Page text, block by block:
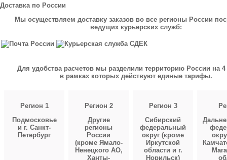
Доставка по России
Мы осуществляем доставку заказов во все регионы России
ведущих курьерских служб:
Для удобства расчетов мы разделили территорию России на 4
в рамках которых действуют единые тарифы.
Регион 1
Подмосковье
и г. Санкт-
Петербург
Регион 2
Другие
регионы
России
(кроме Ямало-
Ненецкого АО,
Ханты-
Регион 3
Сибирский
федеральный
округ (кроме
Иркутской
области и г.
Норильск)